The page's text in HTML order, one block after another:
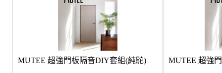
MUTEE 超強門板隔音DIY套組(純駝) MUTEE 超強